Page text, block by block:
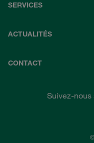
SERVICES
ACTUALITÉS
CONTACT
Suivez-nous